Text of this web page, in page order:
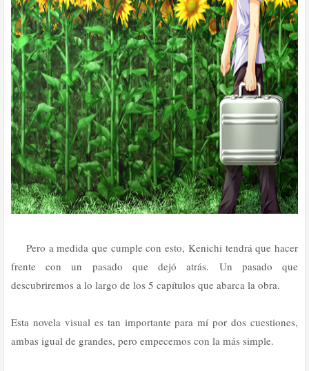
Pero a medida que cumple con esto, Kenichi tendrá que hacer
frente con un pasado que dejó atrás. Un pasado que
descubriremos a lo largo de los 5 capítulos que abarca la obra.
Esta novela visual es tan importante para mí por dos cuestiones,
ambas igual de grandes, pero empecemos con la más simple.